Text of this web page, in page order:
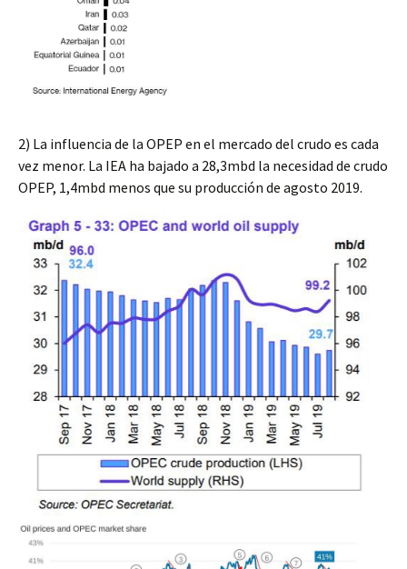
2) La influencia de la OPEP en el mercado del crudo es cada
vez menor. La IEA ha bajado a 28,3mbd la necesidad de crudo
OPEP, 1,4mbd menos que su producción de agosto 2019.